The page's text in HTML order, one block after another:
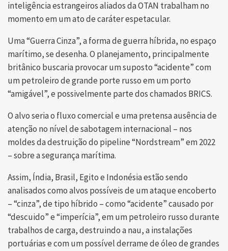
inteligência estrangeiros aliados da OTAN trabalham no
momento em um ato de caráter espetacular.
Uma “Guerra Cinza”, a forma de guerra híbrida, no espaço
marítimo, se desenha. O planejamento, principalmente
britânico buscaria provocar um suposto “acidente” com
um petroleiro de grande porte russo em um porto
“amigável”, e possivelmente parte dos chamados BRICS.
O alvo seria o fluxo comercial e uma pretensa ausência de
atenção no nível de sabotagem internacional – nos
moldes da destruição do pipeline “Nordstream” em 2022
– sobre a segurança marítima.
Assim, Índia, Brasil, Egito e Indonésia estão sendo
analisados como alvos possíveis de um ataque encoberto
– “cinza”, de tipo híbrido – como “acidente” causado por
“descuido” e “imperícia”, em um petroleiro russo durante
trabalhos de carga, destruindo a nau, a instalações
portuárias e com um possível derrame de óleo de grandes